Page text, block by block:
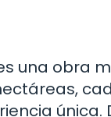
una obra
única.